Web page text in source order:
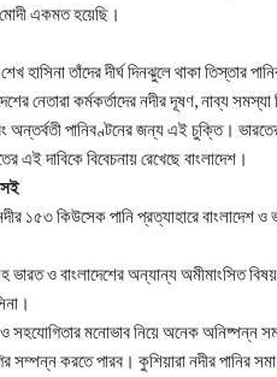
মোদী একমত হয়েছি।
হাসিনা তাঁদের দীর্ঘ দিনঝুলে থাকা
নেতারা কর্মকর্তাদের নদীর দূষণ, নাব্য
পানিবণ্টনের জন্য এই চুক্তি। ভারতের
দাবিকে বিবেচনায় রেখেছে বাংলাদেশ।
সই
১৫৩ কিউসেক পানি প্রত্যাহারে
ভারত ও বাংলাদেশের অন্যান্য অমীমাংসিত
সহযোগিতার মনোভাব নিয়ে অনেক অনিষ্পন্ন
সম্পন্ন করতে পারব। কুশিয়ারা নদীর পানির